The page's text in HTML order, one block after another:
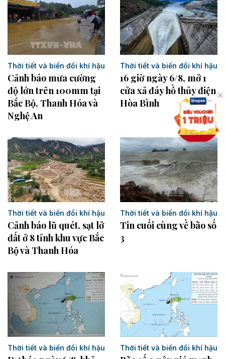
Thời tiết và biến đổi khí hậu
Cảnh báo mưa cường
độ lớn trên 100mm tại
Bắc Bộ, Thanh Hóa và
Nghệ An
Thời tiết và biến đổi khí hậu
16 giờ ngày 6/8, mở 1
cửa xả đáy hồ thủy điện
Hòa Bình
Thời tiết và biến đổi khí hậu
Cảnh báo lũ quét, sạt lở
đất ở 8 tỉnh khu vực Bắc
Bộ và Thanh Hóa
Thời tiết và biến đổi khí hậu
Tin cuối cùng về bão số
3
Thời tiết và biến đổi khí hậu Thời tiết và biến đổi khí hậu